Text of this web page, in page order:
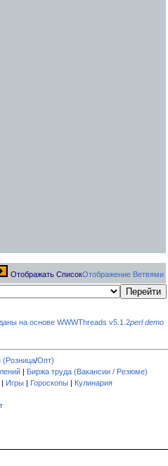
Отображать СписокОтображение Ветвями
на основе WWWThreads v5.1.2perl demo
(Розница/Опт)
| Биржа труда (Вакансии / Резюме)
| Игры | Гороскопы | Кулинария